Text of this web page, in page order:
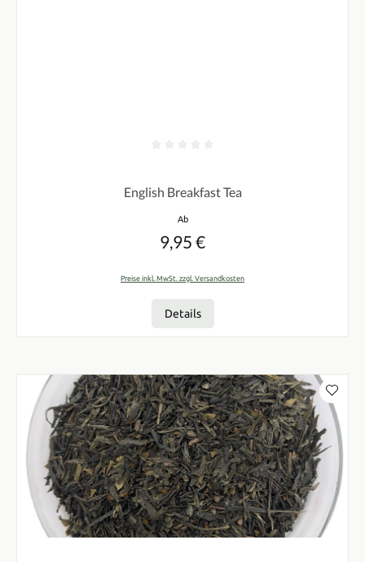
English Breakfast Tea
Regulärer Preis:
Ab
9,95 €
Preise inkl. MwSt. zzgl. Versandkosten
Details